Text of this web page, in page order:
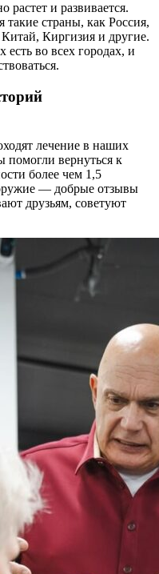
растет и развивается.
такие страны, как Россия,
Киргизия и другие.
во всех городах, и
лечение в наших
помогли вернуться к
более чем 1,5
— добрые отзывы
друзьям, советуют